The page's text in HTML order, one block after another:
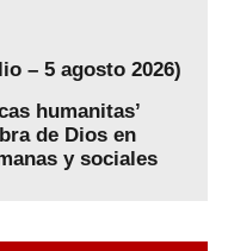
– 5 agosto 2026)
humanitas’
de Dios en
y sociales